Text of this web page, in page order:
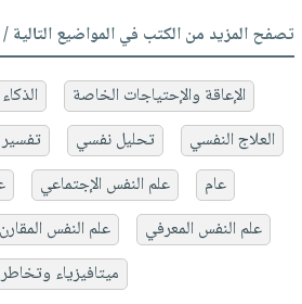
تصفح المزيد من الكتب في المواضيع التالية /
الإعاقة والإحتياجات الخاصة الذكاء
العلاج النفسي
تحليل نفسي تفسير
عام
علم النفس الإجتماعي
علم النفس المعرفي
علم النفس المقارن
ميتافيزياء وتخاطر